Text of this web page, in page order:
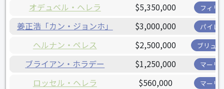
オデュベル・ヘレラ $5,350,000 フィリ
姜正浩「カン・ジョンホ」 $3,000,000 パイレ
ヘルナン・ペレス $2,500,000 ブリュ
ブライアン・ホラデー $1,250,000 マーリ
ロッセル・ヘレラ $560,000 マーリ